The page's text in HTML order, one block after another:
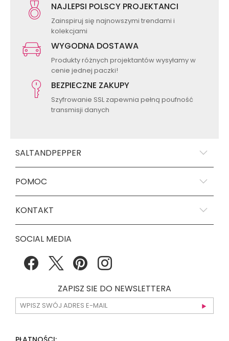
NAJLEPSI POLSCY PROJEKTANCI
Zainspiruj się najnowszymi trendami i
kolekcjami
WYGODNA DOSTAWA
Produkty różnych projektantów wysyłamy w
cenie jednej paczki!
BEZPIECZNE ZAKUPY
Szyfrowanie SSL zapewnia pełną poufność
transmisji danych
SALTANDPEPPER
POMOC
KONTAKT
SOCIAL MEDIA
ZAPISZ SIE DO NEWSLETTERA